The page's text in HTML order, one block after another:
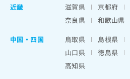
近畿
滋賀県 京都府
奈良県
和歌山県
中国・四国
鳥取県 島根県
山口県
徳島県
高知県